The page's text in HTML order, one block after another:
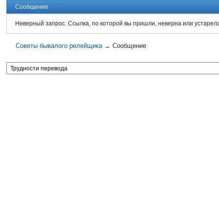
Сообщение
Неверный запрос. Ссылка, по которой вы пришли, неверна или
Советы бывалого релейщика → Сообщение